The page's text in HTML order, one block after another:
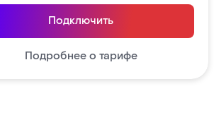
Подключить
Подробнее о тарифе